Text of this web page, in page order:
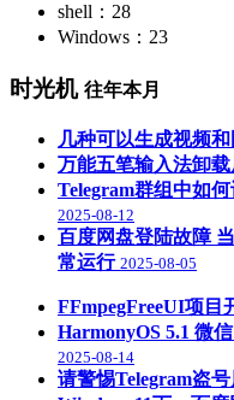
shell：28
Windows：23
时光机 往年本月
几种可以生成视频
万能五笔输入法卸
Telegram群组中如
2025-08-12
百度网盘登陆故障
常运行 2025-08-05
FFmpegFreeUI项目
HarmonyOS 5.1 微
2025-08-14
请警惕Telegram盗号